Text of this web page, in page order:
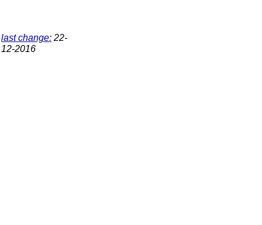
last change: 22-
12-2016